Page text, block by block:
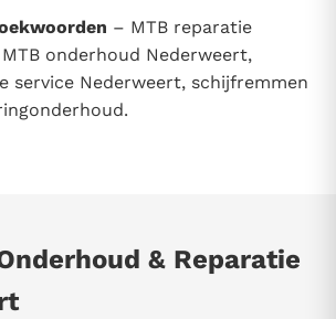
– MTB reparatie
onderhoud Nederweert,
service Nederweert, schijfremmen
& Reparatie